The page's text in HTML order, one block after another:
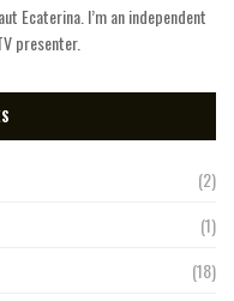
Ecaterina. I’m an independent
presenter.
(2)
(1)
(18)